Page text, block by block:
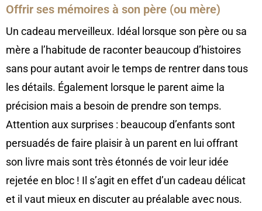
Offrir ses mémoires à son père (ou mère)
Un cadeau merveilleux. Idéal lorsque son père ou sa
mère a l’habitude de raconter beaucoup d’histoires
sans pour autant avoir le temps de rentrer dans tous
les détails. Également lorsque le parent aime la
précision mais a besoin de prendre son temps.
Attention aux surprises : beaucoup d’enfants sont
persuadés de faire plaisir à un parent en lui offrant
son livre mais sont très étonnés de voir leur idée
rejetée en bloc ! Il s’agit en effet d’un cadeau délicat
et il vaut mieux en discuter au préalable avec nous.